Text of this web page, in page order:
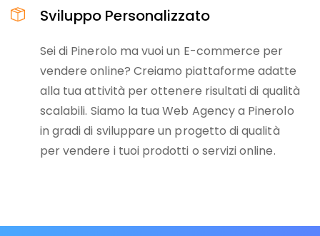
Sviluppo Personalizzato
Sei di Pinerolo ma vuoi un E-commerce per
vendere online? Creiamo piattaforme adatte
alla tua attività per ottenere risultati di qualità
scalabili. Siamo la tua Web Agency a Pinerolo
in gradi di sviluppare un progetto di qualità
per vendere i tuoi prodotti o servizi online.